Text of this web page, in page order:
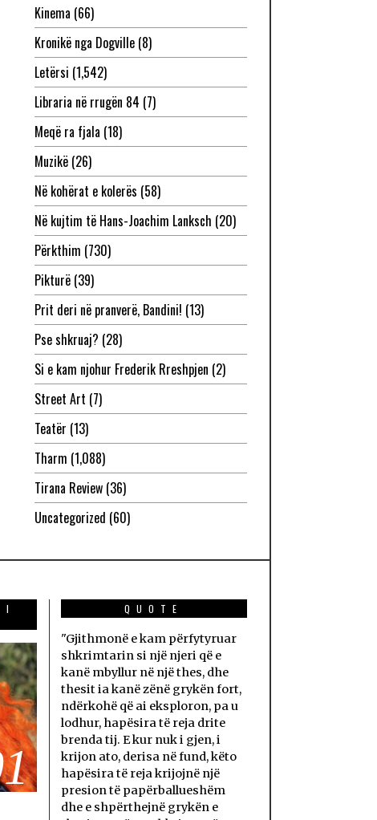
Kinema (66)
Kronikë nga Dogville(8)
Letërsi (1,542)
Libraria në rrugën 84 (7)
Meqë ra fjala (18)
Muzikë(26)
Në kohërat e kolerës (58)
Në kujtim të Hans-Joachim Lanksch (20)
Përkthim (730)
Pikturë(39)
Prit deri në pranverë, Bandini! (13)
Pse shkruaj? (28)
Si e kam njohur Frederik Rreshpjen (2)
Street Art (7)
Teatër (13)
Tharm (1,088)
Tirana Review(36)
Uncategorized (60)
I
QUOTE
"Gjithmonë e kam përfytyruar
shkrimtarin si një njeri që e
kanë mbyllur në një thes, dhe
thesit ia kanë zënë grykën fort,
ndërkohë që ai eksploron, pa u
lodhur, hapësira të reja drite
brenda tij. E kur nuk i gjen, i
krijon ato, derisa në fund, këto
hapësira të reja krijojnë një
presion të papërballueshëm
dhe e shpërthejnë grykën e